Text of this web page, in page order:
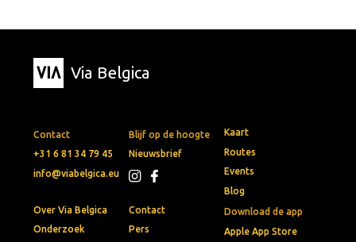
Via Belgica
Contact
+31 6 81 34 79 45
info@viabelgica.eu
Blijf op de hoogte
Nieuwsbrief
Download de app
Apple App Store
Kaart
Routes
Events
Blog
Over Via Belgica
Onderzoek
Contact
Pers